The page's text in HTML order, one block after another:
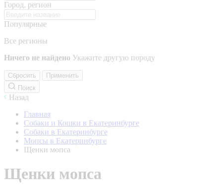
Город, регион
Популярные
Все регионы
Ничего не найдено Укажите другую породу
Сбросить
Применить
Поиск
Назад
Главная
Собаки и Кошки в Екатеринбурге
Собаки в Екатеринбурге
Мопсы в Екатеринбурге
Щенки мопса
Щенки мопса